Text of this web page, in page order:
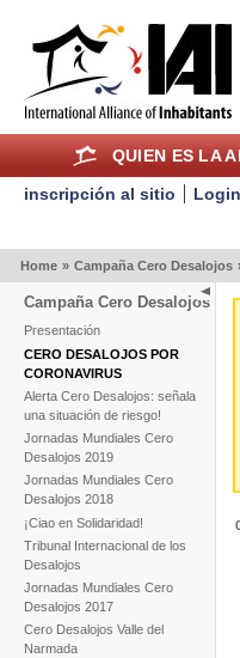
QUIEN ES LA
inscripción al sitio
Login
Home » Campaña Cero Desalojos
Campaña Cero Desalojos
Presentación
CERO DESALOJOS POR
CORONAVIRUS
Alerta Cero Desalojos: señala
una situación de riesgo!
Jornadas Mundiales Cero
Desalojos 2019
Jornadas Mundiales Cero
Desalojos 2018
¡Ciao en Solidaridad!
Tribunal Internacional de los
Desalojos
Jornadas Mundiales Cero
Desalojos 2017
Cero Desalojos Valle del
Narmada